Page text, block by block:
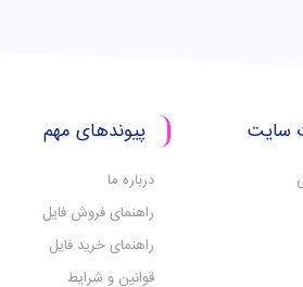
سایت پیوندهای مهم
درباره ما
راهنمای فروش فایل
راهنمای خرید فایل
قوانین و شرایط